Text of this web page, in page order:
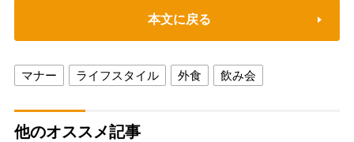
本文に戻る
マナー ライフスタイル 外食 飲み会
他のオススメ記事